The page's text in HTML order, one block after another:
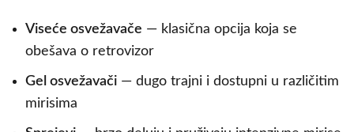
Viseće osvežavače — klasična opcija koja se
obešava o retrovizor
Gel osvežavači — dugo trajni i dostupni u različitim
mirisima